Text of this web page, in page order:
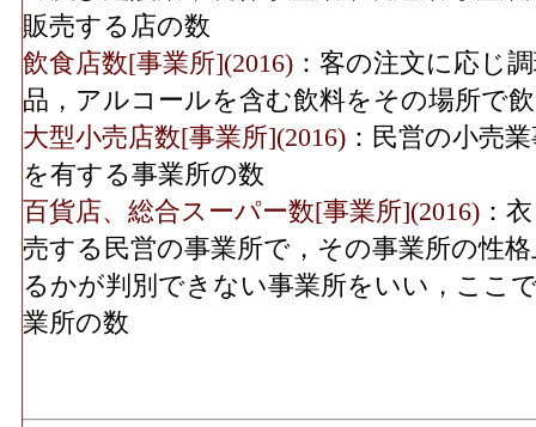
その他･従業員数(2016)
無店舗･年間商品販売額
(2016)
911[
無店舗･事業所数(2016)
無店舗･従業員数(2016)
飲食料･事業所数(2016)
実、食肉、鮮魚、酒、菓子・パン、他)」
飲食料･従業員数[人](2016)：「飲食料品小
実、食肉、鮮魚、酒、菓子・パン、他)」
飲食料･売り場面積[㎡](2016)
果実、食肉、鮮魚、酒、菓子・パン、他)
使用する売場の延床面積
機械器具･年間商品販売額[百万円](2016)：
具小売業」 の事業所における有体商品の
販売する店の数
飲食店数[事業所](2016) ：客の注文に応じ
品，アルコールを含む飲料をその場所で
大型小売店数[事業所](2016) ：民営の小売
を有する事業所の数
百貨店、総合スーパー数[事業所](2016) ：
売する民営の事業所で，その事業所の性
るかが判別できない事業所をいい，ここ
業所の数